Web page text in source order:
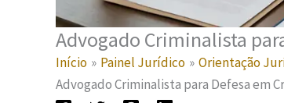
Advogado Criminalista
Início Painel Jurídico
Orientação
Advogado Criminalista para Defesa em